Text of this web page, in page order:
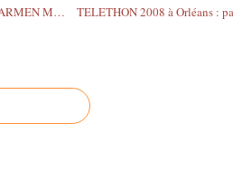
4 places GRATUITES pour le concert CARMEN MARIA VEGA